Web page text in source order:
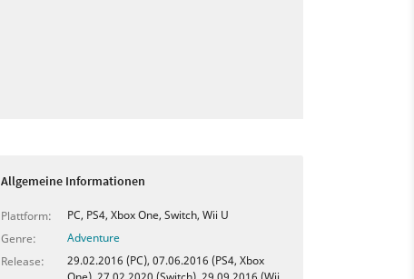
Allgemeine Informationen
Plattform:
PC, PS4, Xbox One, Switch, Wii U
Genre:
Adventure
Release:
29.02.2016 (PC), 07.06.2016 (PS4, Xbox